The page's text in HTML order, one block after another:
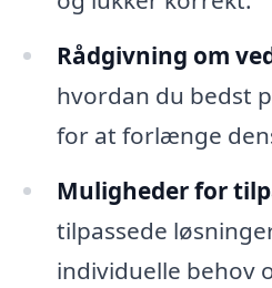
Rådgivning om
hvordan du bedst
for at forlænge
Muligheder for
tilpassede
individuelle behov